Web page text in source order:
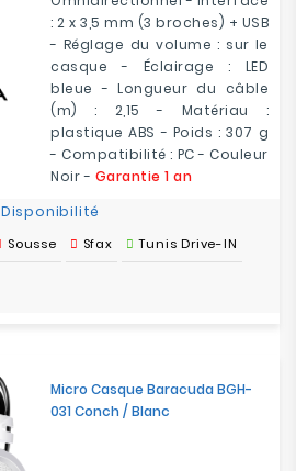
: 2 x 3,5 mm (3 broches) + USB
- Réglage du volume : sur le
casque - Éclairage : LED
bleue - Longueur du câble
(m) : 2,15 - Matériau :
plastique ABS - Poids : 307 g
- Compatibilité : PC - Couleur
Noir - Garantie 1 an
Disponibilité
Sousse Sfax Tunis Drive-IN
Micro Casque Baracuda BGH-
031 Conch / Blanc